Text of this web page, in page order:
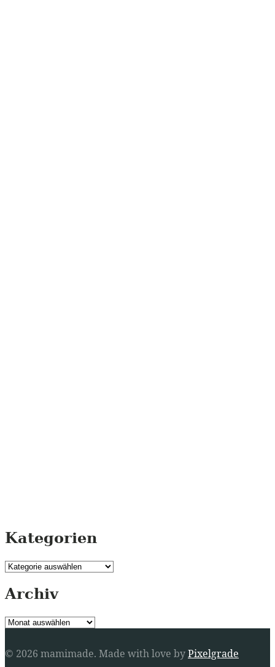
Kategorien
Kategorien
Archiv
Archiv
© 2026 mamimade. Made with love byPixelgrade